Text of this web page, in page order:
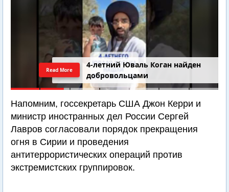
4-летний Юваль Коган найден
добровольцами
Read More
Напомним, госсекретарь США Джон Керри и
министр иностранных дел России Сергей
Лавров согласовали порядок прекращения
огня в Сирии и проведения
антитеррористических операций против
экстремистских группировок.